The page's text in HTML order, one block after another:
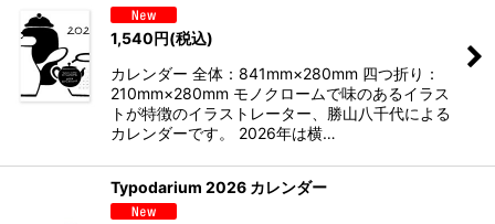
1,540円(税込)
カレンダー 全体：841mm×280mm 四つ折り：
210mm×280mm モノクロームで味のあるイラス
トが特徴のイラストレーター、勝山八千代による
カレンダーです。 2026年は横…
Typodarium 2026 カレンダー